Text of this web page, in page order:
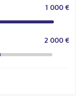
1 000 €
2 000 €